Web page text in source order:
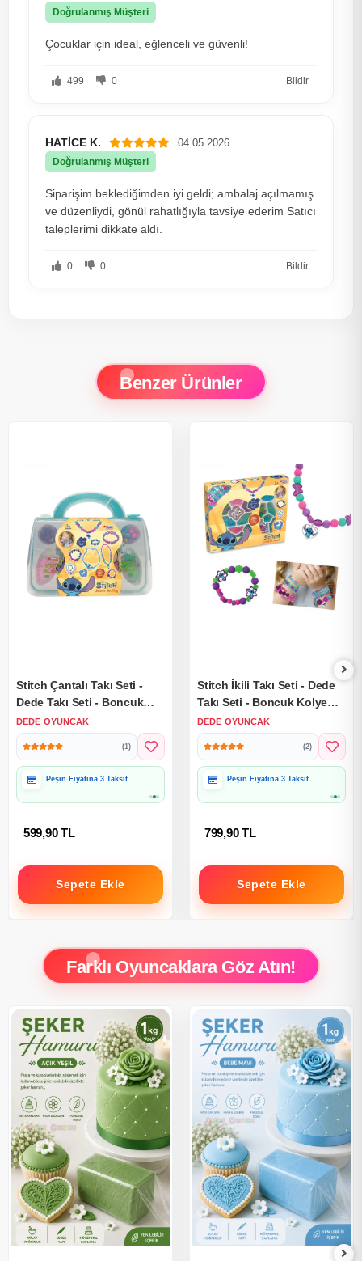
Doğrulanmış Müşteri
Çocuklar için ideal, eğlenceli ve güvenli!
499 0 Bildir
HATİCE K. 04.05.2026
Doğrulanmış Müşteri
Siparişim beklediğimden iyi geldi; ambalaj açılmamış
ve düzenliydi, gönül rahatlığıyla tavsiye ederim Satıcı
taleplerimi dikkate aldı.
0 0 Bildir
Benzer Ürünler
Stitch Çantalı Takı Seti -
Dede Takı Seti - Boncuk
Kolye Seti - Stitch Takı Seti
DEDE OYUNCAK
(1)
Peşin Fiyatına 3 Taksit
599,90 TL
Sepete Ekle
Stitch İkili Takı Seti - Dede
Takı Seti - Boncuk Kolye
Seti - Disney Stitch Takı
Seti Bilezik Kolye Seti
DEDE OYUNCAK
(2)
Peşin Fiyatına 3 Taksit
799,90 TL
Sepete Ekle
Farklı Oyuncaklara Göz Atın!